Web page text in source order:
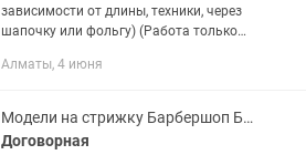
зависимости от длины, техники, через
шапочку или фольгу) (Работа только
волос от 5000 тг БИО завивка - от 8000
Алматы, 4 июня
Модели на стрижку Барбершоп Бесплатно
Договорная